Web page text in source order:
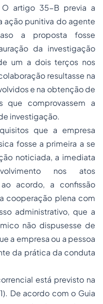
artigo 35-B previa a
punitiva do agente
a proposta fosse
da investigação
um a dois terços nos
resultasse na
e na obtenção de
que comprovassem a
investigação.
que a empresa
fosse a primeira a se
noticiada, a imediata
nos atos
acordo, a confissão
cooperação plena com
administrativo, que a
não dispusesse de
a empresa ou a pessoa
da prática da conduta
está previsto na
De acordo com o Guia